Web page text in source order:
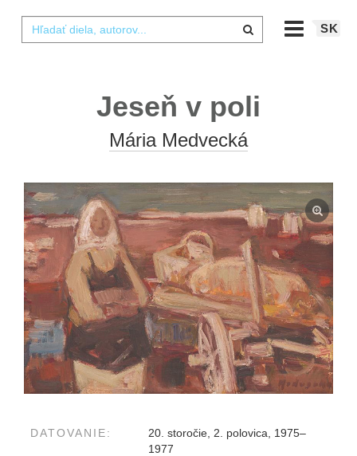
SK
Jeseň v poli
Mária Medvecká
DATOVANIE:
20. storočie, 2. polovica, 1975–
1977